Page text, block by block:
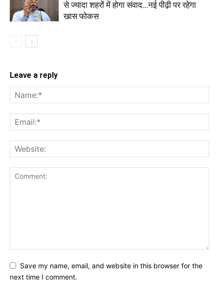
से ज्यादा शहरों में होगा संवाद...नई पीढ़ी पर रहेगा
खास फोकस
Leave a reply
Save my name, email, and website in this browser for the
next time I comment.